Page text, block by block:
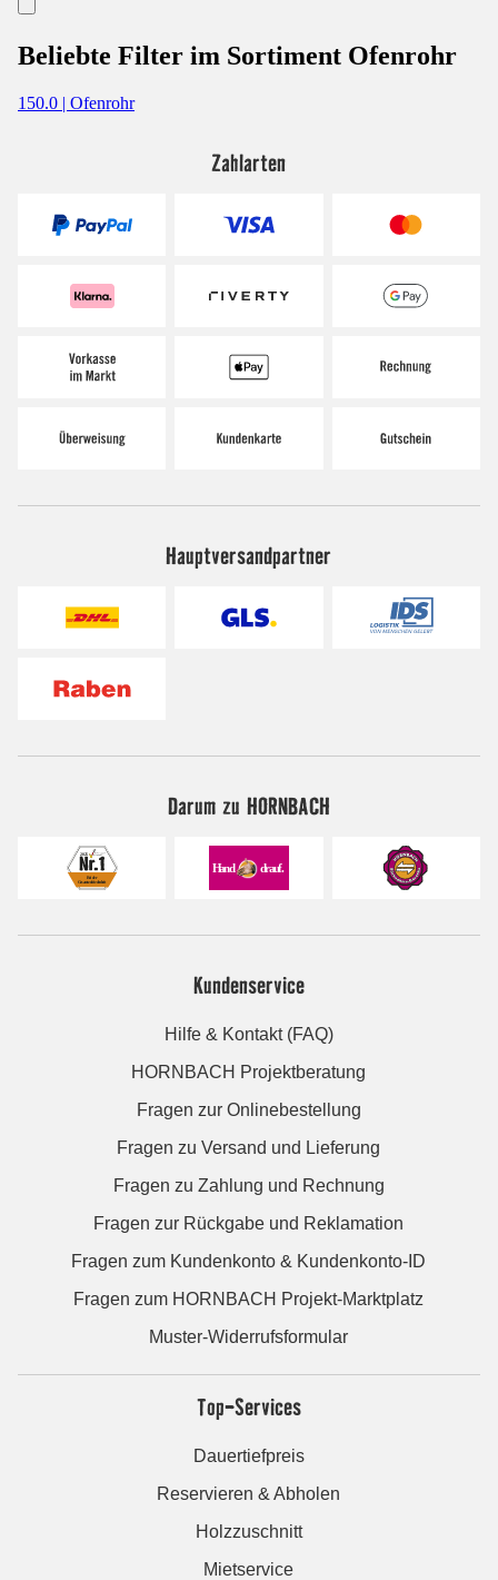
Beliebte Filter im Sortiment Ofenrohr
150.0 | Ofenrohr
Zahlarten
Hauptversandpartner
Darum zu HORNBACH
Kundenservice
Hilfe & Kontakt (FAQ)
HORNBACH Projektberatung
Fragen zur Onlinebestellung
Fragen zu Versand und Lieferung
Fragen zu Zahlung und Rechnung
Fragen zur Rückgabe und Reklamation
Fragen zum Kundenkonto & Kundenkonto-ID
Fragen zum HORNBACH Projekt-Marktplatz
Muster-Widerrufsformular
Top-Services
Dauertiefpreis
Reservieren & Abholen
Holzzuschnitt
Mietservice